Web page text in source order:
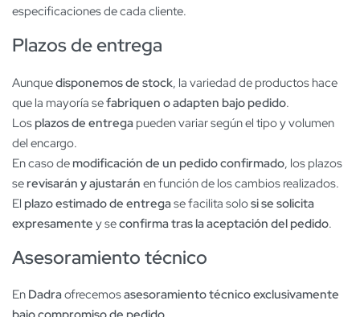
especificaciones de cada cliente.
Plazos de entrega
Aunquedisponemos de stock, la variedad de productos hace
que la mayoría sefabriquen o adapten bajo pedido.
Los plazos de entrega pueden variar según el tipo y volumen
del encargo.
En caso de modificación de un pedido confirmado, los plazos
se revisarán y ajustarán en función de los cambios realizados.
El plazo estimado de entregase facilita solosi se solicita
expresamente y seconfirma tras la aceptación del pedido.
Asesoramiento técnico
En Dadraofrecemosasesoramiento técnico exclusivamente